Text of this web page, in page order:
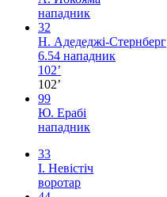
нападник
32
Н. Адедеджі-Стернберг
6.54 нападник
102’
102’
99
Ю. Ерабі
нападник
33
І. Невістіч
воротар